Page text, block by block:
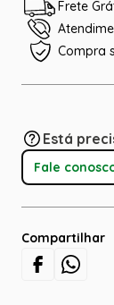
Frete
Compra
Está
Fale
Compartilhar